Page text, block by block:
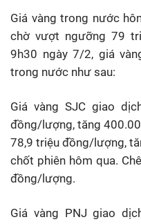
Giá vàng trong nước
chờ vượt ngưỡng 79
9h30 ngày 7/2, giá
trong nước như sau:
Giá vàng SJC giao
đồng/lượng, tăng
78,9 triệu đồng/lượng,
chốt phiên hôm qua.
đồng/lượng.
Giá vàng PNJ giao